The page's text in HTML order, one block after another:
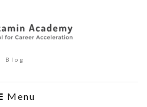
Blog
Menu